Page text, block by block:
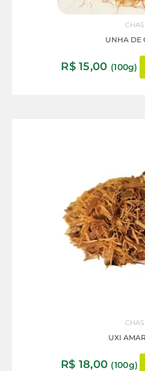
CHAS
UNHA DE
R$15,00 (100g)
CHAS
UXI
R$ 18,00 (100g)